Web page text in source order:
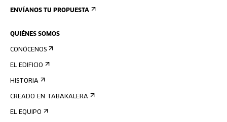
ENVÍANOS TU PROPUESTA
QUIÉNES SOMOS
CONÓCENOS
EL EDIFICIO
HISTORIA
CREADO EN TABAKALERA
EL EQUIPO